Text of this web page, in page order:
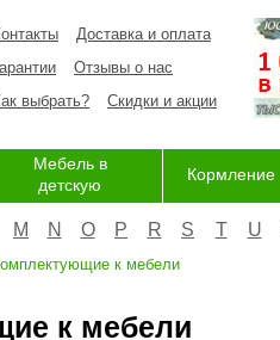
Доставка и оплата
Отзывы о нас
выбрать?
Скидки и акции
Мебель в
детскую
Кормление
M N O P R S T U
к мебели
к мебели